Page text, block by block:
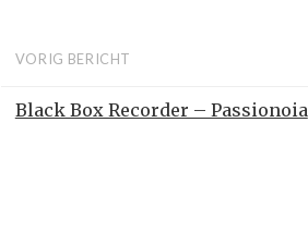
VORIG BERICHT
Black Box Recorder – Passionoia